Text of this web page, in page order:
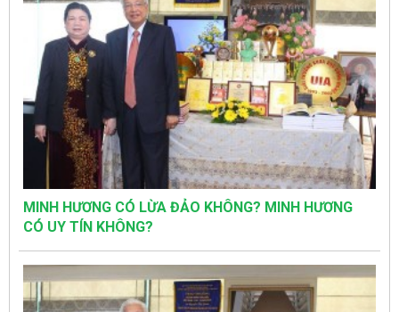
MINH HƯƠNG CÓ LỪA ĐẢO KHÔNG? MINH HƯƠNG
CÓ UY TÍN KHÔNG?